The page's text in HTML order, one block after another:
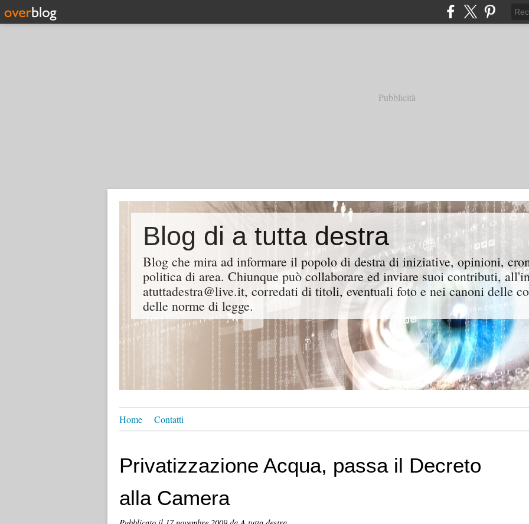
Pubblicità
Blog di a tutta destra
Blog che mira ad informare il popolo di destra di iniziative, opinioni,
politica di area. Chiunque può collaborare ed inviare suoi contributi,
atuttadestra@live.it, corredati di titoli, eventuali foto e nei canoni delle
delle norme di legge.
Home Contatti
Privatizzazione Acqua, passa il Decreto
alla Camera